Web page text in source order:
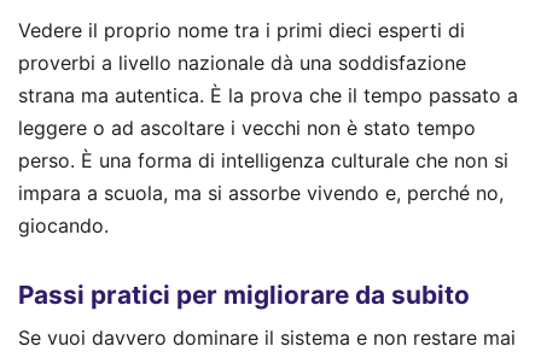
Vedere il proprio nome tra i primi dieci esperti di
proverbi a livello nazionale dà una soddisfazione
strana ma autentica. È la prova che il tempo passato a
leggere o ad ascoltare i vecchi non è stato tempo
perso. È una forma di intelligenza culturale che non si
impara a scuola, ma si assorbe vivendo e, perché no,
giocando.
Passi pratici per migliorare da subito
Se vuoi davvero dominare il sistema e non restare mai